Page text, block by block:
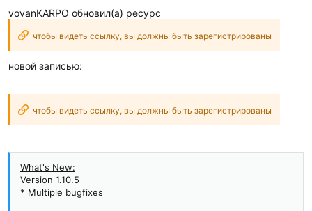
с
и
:
vovanKARPO обновил(а) ресурс
чтобы видеть ссылку, вы должны быть зарегистрированы
новой записью:
чтобы видеть ссылку, вы должны быть зарегистрированы
What's New:
Version 1.10.5
* Multiple bugfixes